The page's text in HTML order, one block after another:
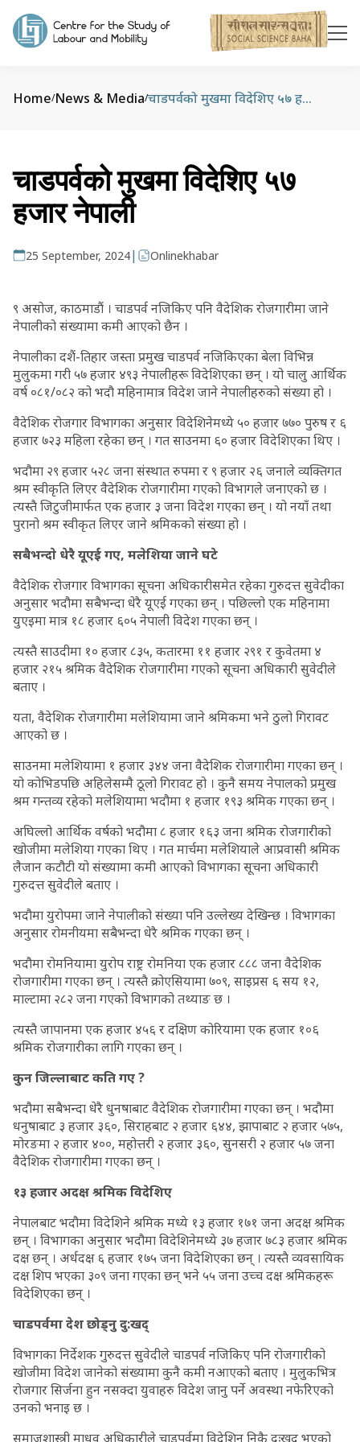
Home/News & Media/ चाडपर्वको मुखमा विदेशिए ५७ हजार नेपाली
चाडपर्वको मुखमा विदेशिए ५७
हजार नेपाली
25 September, 2024| Onlinekhabar
९ असोज, काठमाडौं । चाडपर्व नजिकिए पनि वैदेशिक रोजगारीमा जाने
नेपालीको संख्यामा कमी आएको छैन ।
नेपालीका दशैं-तिहार जस्ता प्रमुख चाडपर्व नजिकिएका बेला विभिन्न
मुलुकमा गरी ५७ हजार ४९३ नेपालीहरू विदेशिएका छन् । यो चालु आर्थिक
वर्ष ०८१/०८२ को भदौ महिनामात्र विदेश जाने नेपालीहरुको संख्या हो ।
वैदेशिक रोजगार विभागका अनुसार विदेशिनेमध्ये ५० हजार ७७० पुरुष र ६
हजार ७२३ महिला रहेका छन् । गत साउनमा ६० हजार विदेशिएका थिए ।
भदौमा २९ हजार ५२८ जना संस्थात रुपमा र ९ हजार २६ जनाले व्यक्तिगत
श्रम स्वीकृति लिएर वैदेशिक रोजगारीमा गएको विभागले जनाएको छ ।
त्यस्तै जिटुजीमार्फत एक हजार ३ जना विदेश गएका छन् । यो नयाँ तथा
पुरानो श्रम स्वीकृत लिएर जाने श्रमिकको संख्या हो ।
सबैभन्दाे धेरै यूएई गए, मलेशिया जाने घटे
वैदेशिक रोजगार विभागका सूचना अधिकारीसमेत रहेका गुरुदत्त सुवेदीका
अनुसार भदौमा सबैभन्दा धेरै यूएई गएका छन् । पछिल्लो एक महिनामा
युएइमा मात्र १८ हजार ६०५ नेपाली विदेश गएका छन् ।
त्यस्तै साउदीमा १० हजार ८३५, कतारमा ११ हजार २९१ र कुवेतमा ४
हजार २१५ श्रमिक वैदेशिक रोजगारीमा गएको सूचना अधिकारी सुवेदीले
बताए ।
यता, वैदेशिक रोजगारीमा मलेशियामा जाने श्रमिकमा भने ठुलो गिरावट
आएको छ ।
साउनमा मलेशियामा १ हजार ३४४ जना वैदेशिक रोजगारीमा गएका छन् ।
यो कोभिडपछि अहिलेसम्मै ठूलो गिरावट हो । कुनै समय नेपालको प्रमुख
श्रम गन्तव्य रहेको मलेशियामा भदौमा १ हजार १९३ श्रमिक गएका छन् ।
अघिल्लो आर्थिक वर्षको भदौमा ८ हजार १६३ जना श्रमिक रोजगारीको
खोजीमा मलेशिया गएका थिए । गत मार्चमा मलेशियाले आप्रवासी श्रमिक
लैजान कटौटी यो संख्यामा कमी आएको विभागका सूचना अधिकारी
गुरुदत्त सुवेदीले बताए ।
भदौमा युरोपमा जाने नेपालीको संख्या पनि उल्लेख्य देखिन्छ । विभागका
अनुसार रोमनीयमा सबैभन्दा धेरै श्रमिक गएका छन् ।
भदौमा रोमनियामा युरोप राष्ट्र रोमनिया एक हजार ८८८ जना वैदेशिक
रोजगारीमा गएका छन् । त्यस्तै क्रोएसियामा ७०९, साइप्रस ६ सय १२,
माल्टामा २८२ जना गएको विभागको तथ्याङ छ ।
त्यस्तै जापानमा एक हजार ४५६ र दक्षिण कोरियामा एक हजार १०६
श्रमिक रोजगारीका लागि गएका छन् ।
कुन जिल्लाबाट कति गए ?
भदौमा सबैभन्दा धेरै धुनषाबाट वैदेशिक रोजगारीमा गएका छन् । भदौमा
धनुषाबाट ३ हजार ३६०, सिराहबाट २ हजार ६४४, झापाबाट २ हजार ५७५,
मोरङमा २ हजार ४००, महोत्तरी २ हजार ३६०, सुनसरी २ हजार ५७ जना
वैदेशिक रोजगारीमा गएका छन् ।
१३ हजार अदक्ष श्रमिक विदेशिए
नेपालबाट भदौमा विदेशिने श्रमिक मध्ये १३ हजार १७१ जना अदक्ष श्रमिक
छन् । विभागका अनुसार भदौमा विदेशिनेमध्ये ३७ हजार ७८३ हजार श्रमिक
दक्ष छन् । अर्धदक्ष ६ हजार १७५ जना विदेशिएका छन् । त्यस्तै व्यवसायिक
दक्ष शिप भएका ३०९ जना गएका छन् भने ५५ जना उच्च दक्ष श्रमिकहरू
विदेशिएका छन् ।
चाडपर्वमा देश छोड्नु दु:खद्
विभागका निर्देशक गुरुदत्त सुवेदीले चाडपर्व नजिकिए पनि रोजगारीको
खोजीमा विदेश जानेको संख्यामा कुनै कमी नआएको बताए । मुलुकभित्र
रोजगार सिर्जना हुन नसक्दा युवाहरु विदेश जानु पर्ने अवस्था नफेरिएको
उनको भनाइ छ ।
समाजशास्त्री माधव अधिकारीले चाडपर्वमा विदेशिनु निकै दुःखद् भएको